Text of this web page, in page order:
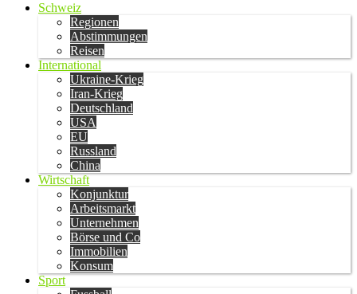
Schweiz
Regionen
Abstimmungen
Reisen
International
Ukraine-Krieg
Iran-Krieg
Deutschland
USA
EU
Russland
China
Wirtschaft
Konjunktur
Arbeitsmarkt
Unternehmen
Börse und Co
Immobilien
Konsum
Sport